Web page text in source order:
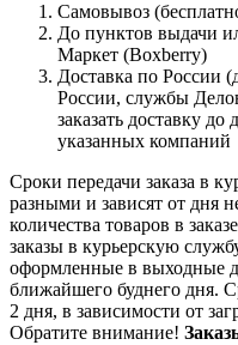
Самовывоз
До пунктов выдачи
Маркет (Boxberry)
Доставка по России
России, службы
заказать доставку
указанных компаний
Сроки передачи заказа в
разными и зависят от дня
количества товаров в
заказы в курьерскую
оформленные в выходные
ближайшего буднего дня.
2 дня, в зависимости от
Обратите внимание!